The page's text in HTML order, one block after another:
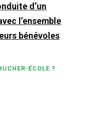
d’un
l’ensemble
bénévoles
ÉCOLE ?